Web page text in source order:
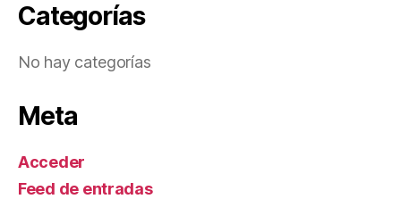
Categorías
No hay categorías
Meta
Acceder
Feed de entradas